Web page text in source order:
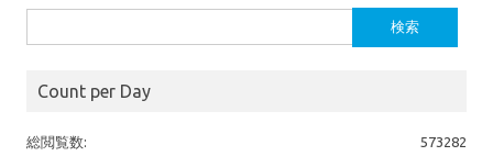
索:
Count per Day
573282
総閲覧数: